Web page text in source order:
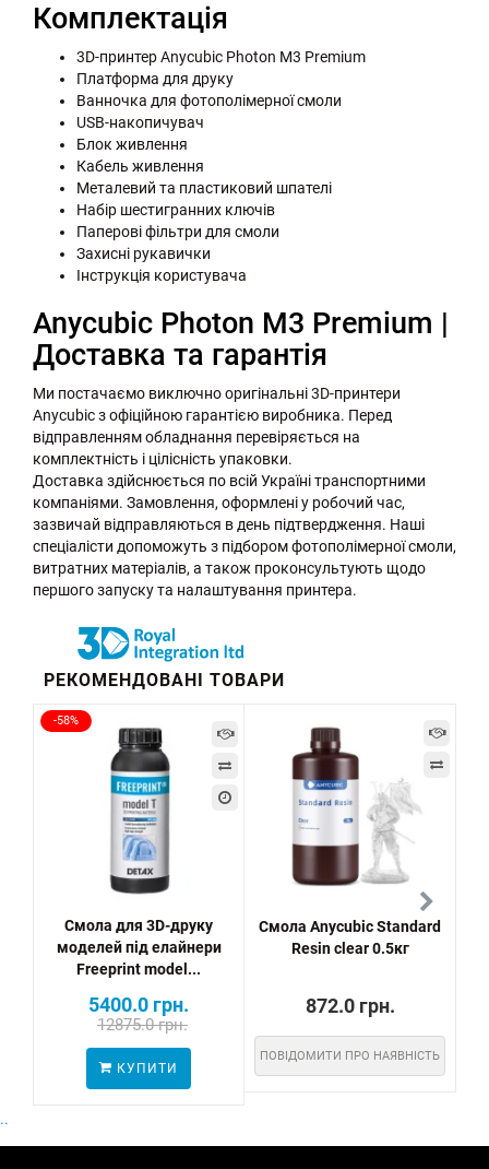
Комплектація
3D-принтер Anycubic Photon M3 Premium
Платформа для друку
Ванночка для фотополімерної смоли
USB-накопичувач
Блок живлення
Кабель живлення
Металевий та пластиковий шпателі
Набір шестигранних ключів
Паперові фільтри для смоли
Захисні рукавички
Інструкція користувача
Anycubic Photon M3 Premium |
Доставка та гарантія
Ми постачаємо виключно оригінальні 3D-принтери
Anycubic з офіційною гарантією виробника. Перед
відправленням обладнання перевіряється на
комплектність і цілісність упаковки.
Доставка здійснюється по всій Україні транспортними
компаніями. Замовлення, оформлені у робочий час,
зазвичай відправляються в день підтвердження. Наші
спеціалісти допоможуть з підбором фотополімерної смоли,
витратних матеріалів, а також проконсультують щодо
першого запуску та налаштування принтера.
РЕКОМЕНДОВАНІ ТОВАРИ
-58%
Смола для 3D-друку
моделей під елайнери
Freeprint model...
5400.0 грн.
12875.0 грн.
КУПИТИ
Смола Anycubic Standard
Resin clear 0.5кг
872.0 грн.
ПОВІДОМИТИ ПРО НАЯВНІСТЬ
..